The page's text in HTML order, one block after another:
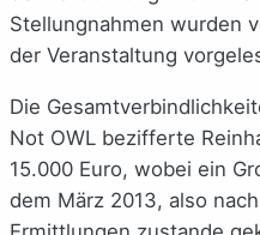
Stellungnahmen wurden
der Veranstaltung
Die
Not OWL bezifferte
15.000 Euro, wobei ein
dem März 2013, also